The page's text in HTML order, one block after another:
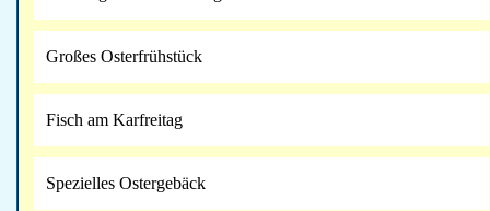
Großes Osterfrühstück
Fisch am Karfreitag
Spezielles Ostergebäck